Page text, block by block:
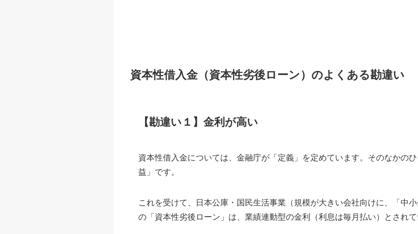
資本性借入金（資本性劣後ローン）のよくある勘違い
【勘違い１】金利が高い
資本性借入金については、金融庁が「定義」を定めています。そのなかの
益」です。
これを受けて、日本公庫・国民生活事業（規模が大きい会社向けに、「中
の「資本性劣後ローン」は、業績連動型の金利（利息は毎月払い）とされて